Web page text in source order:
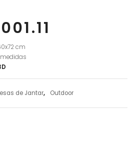
cm
de Jantar, Outdoor